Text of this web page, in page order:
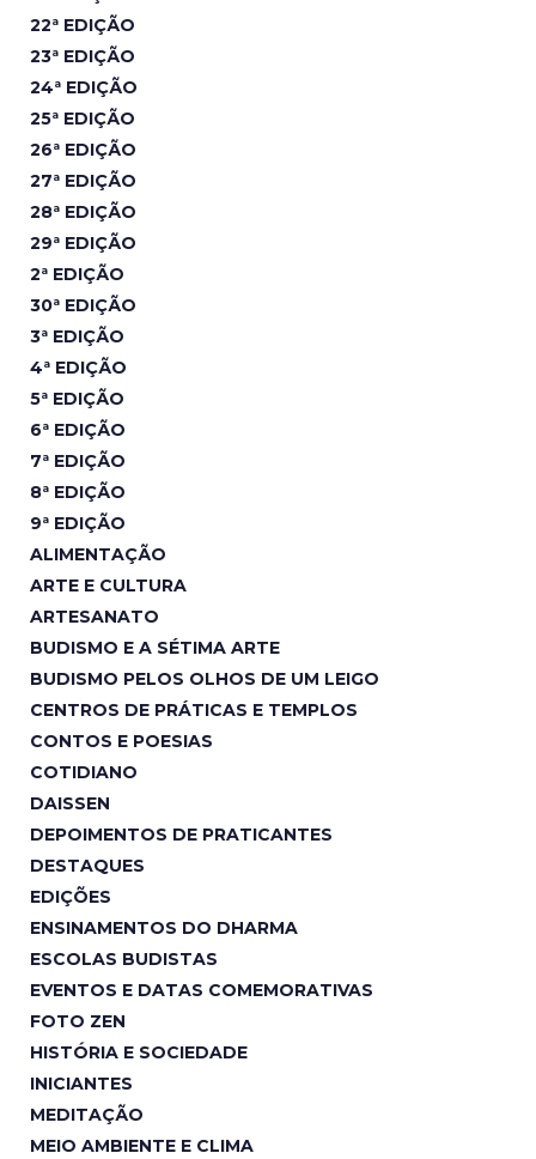
22ª EDIÇÃO
23ª EDIÇÃO
24ª EDIÇÃO
25ª EDIÇÃO
26ª EDIÇÃO
27ª EDIÇÃO
28ª EDIÇÃO
29ª EDIÇÃO
2ª EDIÇÃO
30ª EDIÇÃO
3ª EDIÇÃO
4ª EDIÇÃO
5ª EDIÇÃO
6ª EDIÇÃO
7ª EDIÇÃO
8ª EDIÇÃO
9ª EDIÇÃO
ALIMENTAÇÃO
ARTE E CULTURA
ARTESANATO
BUDISMO E A SÉTIMA ARTE
BUDISMO PELOS OLHOS DE UM LEIGO
CENTROS DE PRÁTICAS E TEMPLOS
CONTOS E POESIAS
COTIDIANO
DAISSEN
DEPOIMENTOS DE PRATICANTES
DESTAQUES
EDIÇÕES
ENSINAMENTOS DO DHARMA
ESCOLAS BUDISTAS
EVENTOS E DATAS COMEMORATIVAS
FOTO ZEN
HISTÓRIA E SOCIEDADE
INICIANTES
MEDITAÇÃO
MEIO AMBIENTE E CLIMA